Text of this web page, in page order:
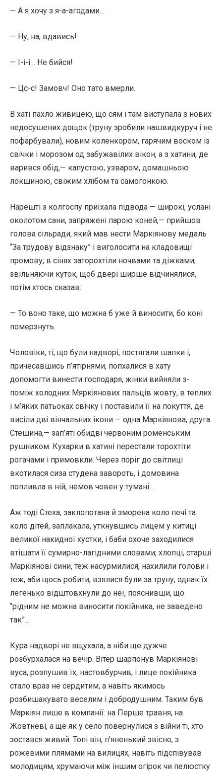
— А я хочу з я-а-агодами…
— Ну, на, вдавись!
— І-і-і… Не бийся!
— Цс-с! Замовч! Оно тато вмерли.
В хаті пахло живицею, що сям і там виступала з нових
недосушених дощок (труну зробили нашвидкуруч і не
пофарбували), новим коленкором, гарячим воском із
свічки і морозом од забужавілих вікон, а з хатини, де
варився обід,— капустою, узваром, домашньою
локшиною, свіжим хлібом та самогонкою.
Нарешті з колгоспу приїхала підвода — широкі, услані
околотом сани, запряжені парою коней,— прийшов
голова сільради, який мав нести Маркіянову медаль
“За трудову відзнаку” і виголосити на кладовищі
промову; в сінях заторохтіли ночвами та діжками,
звільняючи куток, щоб двері ширше відчинялися,
потім хтось сказав:
— То воно таке, що можна б уже й виносити, бо коні
померзнуть.
Чоловіки, ті, що були надворі, постягали шапки і,
причесавшись п’ятірнями, попхалися в хату
допомогти винести господаря, жінки вийняли з-
поміж холодних Мяркіянових пальців жовту, в теплих
і м’яких патьоках свічку і поставили її на покуття, де
висіли дві вінчальних ікони — одна Маркіянова, друга
Стешина,— зап’яті обидві червоним роменським
рушником. Кухарки в хатині перестали торохтіти
рогачами і примовкли. Через поріг до світлиці
вкотилася сиза студена завороть, і домовина
попливла в ній, немов човен у тумані…
Аж тоді Стеха, заклопотана й зморена коло печі та
коло дітей, заплакала, уткнувшись лицем у китиці
великої накидної хустки, і баби охоче заходилися
втішати її сумирно-лагідними словами; хлопці, старші
Маркіянові сини, теж насурмилися, нахилили голови і
теж, аби щось робити, взялися були за труну, однак їх
легенько відштовхнули до неї, пояснивши, що
“рідним не можна виносити покійника, не заведено
так”…
Кура надворі не вщухала, а ніби ще дужче
розбурхалася на вечір. Вітер шарпонув Маркіянові
вуса, розпушив їх, настовбурчив, і лице покійника
стало враз не сердитим, а навіть якимось
розбишакувато веселим і добродушним. Таким був
Маркіян лише в компанії: на Перше травня, на
Жовтневі, а ще як у село повернулися з війни ті, хто
зостався живий. Топі він, п’яненький звісно, з
рожевими плямами на вилицях, навіть підспівував
молодицям, хрумаючи між іншим огірок чи пелюстку